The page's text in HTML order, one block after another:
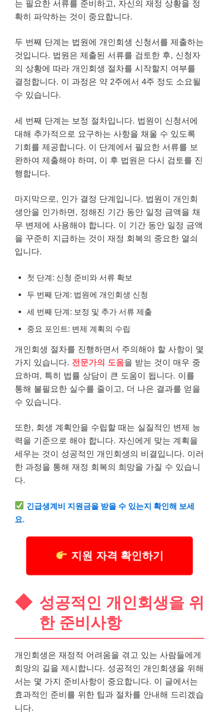
는 필요한 서류를 준비하고, 자신의 재정 상황을 정
확히 파악하는 것이 중요합니다.
두 번째 단계는 법원에 개인회생 신청서를 제출하는
것입니다. 법원은 제출된 서류를 검토한 후, 신청자
의 상황에 따라 개인회생 절차를 시작할지 여부를
결정합니다. 이 과정은 약 2주에서 4주 정도 소요될
수 있습니다.
세 번째 단계는 보정 절차입니다. 법원이 신청서에
대해 추가적으로 요구하는 사항을 채울 수 있도록
기회를 제공합니다. 이 단계에서 필요한 서류를 보
완하여 제출해야 하며, 이 후 법원은 다시 검토를 진
행합니다.
마지막으로, 인가 결정 단계입니다. 법원이 개인회
생안을 인가하면, 정해진 기간 동안 일정 금액을 채
무 변제에 사용해야 합니다. 이 기간 동안 일정 금액
을 꾸준히 지급하는 것이 재정 회복의 중요한 열쇠
입니다.
첫 단계: 신청 준비와 서류 확보
두 번째 단계: 법원에 개인회생 신청
세 번째 단계: 보정 및 추가 서류 제출
중요 포인트: 변제 계획의 수립
개인회생 절차를 진행하면서 주의해야 할 사항이 몇
가지 있습니다. 전문가의 도움을 받는 것이 매우 중
요하며, 특히 법률 상담이 큰 도움이 됩니다. 이를
통해 불필요한 실수를 줄이고, 더 나은 결과를 얻을
수 있습니다.
또한, 회생 계획안을 수립할 때는 실질적인 변제 능
력을 기준으로 해야 합니다. 자신에게 맞는 계획을
세우는 것이 성공적인 개인회생의 비결입니다. 이러
한 과정을 통해 재정 회복의 희망을 가질 수 있습니
다.
긴급생계비 지원금을 받을 수 있는지 확인해 보세
요.
지원 자격 확인하기
성공적인 개인회생을 위
한 준비사항
개인회생은 재정적 어려움을 겪고 있는 사람들에게
희망의 길을 제시합니다. 성공적인 개인회생을 위해
서는 몇 가지 준비사항이 중요합니다. 이 글에서는
효과적인 준비를 위한 팁과 절차를 안내해 드리겠습
니다.